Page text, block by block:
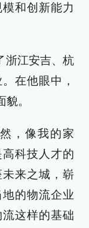
和创新能力
浙江安吉、杭
在他眼中，
。
，像我的家
科技人才的
来之城，崭
的物流企业
这样的基础